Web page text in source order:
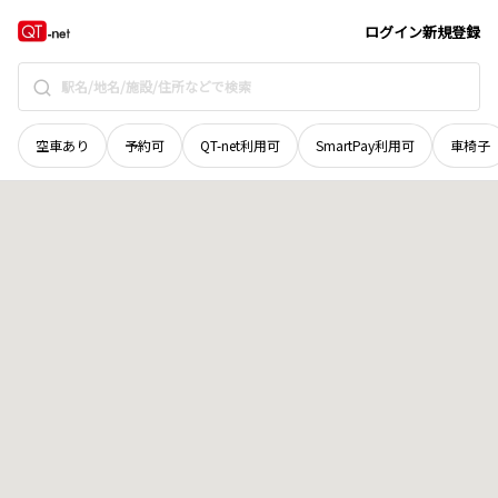
ログイン新規登録
空車あり 予約可 QT-net利用可 SmartPay利用可 車椅子
広島県